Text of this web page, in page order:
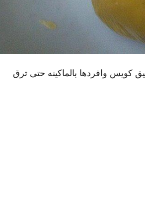
كويس وافردها بالماكينه حتى ترق